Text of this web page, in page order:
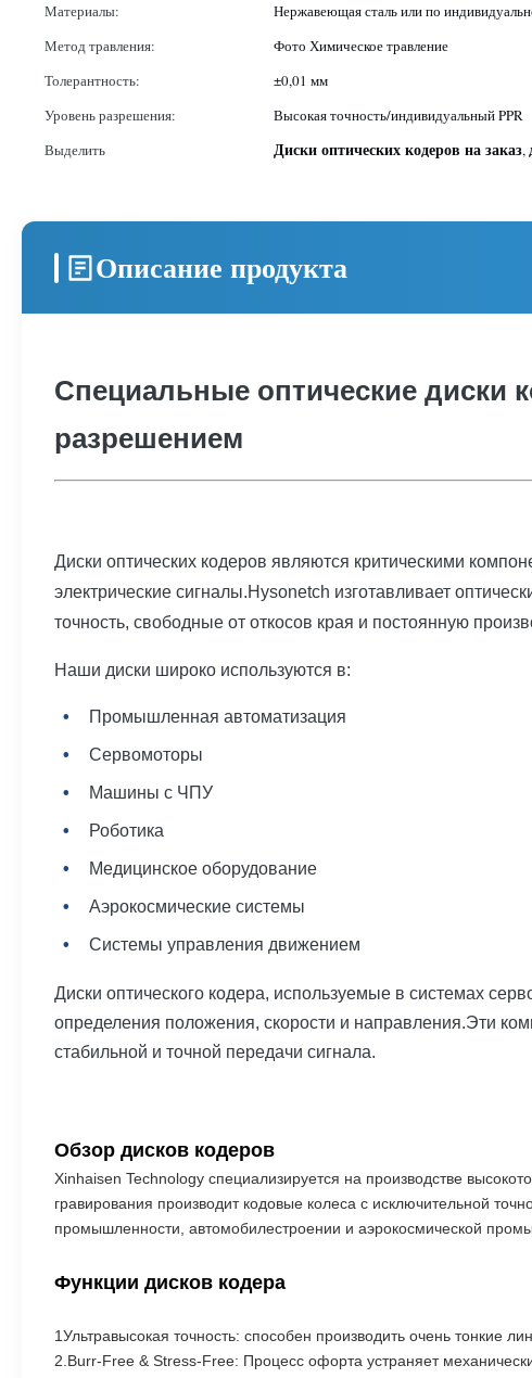
Материалы: Нержавеющая сталь или по
Метод травления:
Фото Химическое травление
Толерантность:
±0,01 мм
Уровень разрешения:
Высокая точность/индивидуальный PPR
Выделить
Диски оптических кодеров на заказ,
Описание продукта
Специальные оптические
разрешением
Диски оптических кодеров являются критическими
электрические сигналы.Hysonetch изготавливает
точность, свободные от откосов края и постоянную
Наши диски широко используются в:
Промышленная автоматизация
Сервомоторы
Машины с ЧПУ
Роботика
Медицинское оборудование
Аэрокосмические системы
Системы управления движением
Диски оптического кодера, используемые в системах
определения положения, скорости и направления.Эти
стабильной и точной передачи сигнала.
Обзор дисков кодеров
Xinhaisen Technology специализируется на производстве
гравирования производит кодовые колеса с исключительной
промышленности, автомобилестроении и аэрокосмической
Функции дисков кодера
1Ультравысокая точность: способен производить очень тонкие
2.Burr-Free & Stress-Free: Процесс офорта устраняет